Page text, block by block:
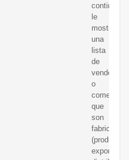
le
mostramos
una
lista
de
o
que
son
fabricantes